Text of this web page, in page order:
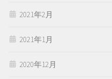
2021年2月
2021年1月
2020年12月